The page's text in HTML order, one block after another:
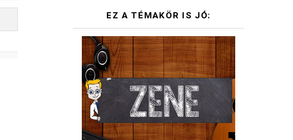
EZ A TÉMAKÖR IS JÓ: